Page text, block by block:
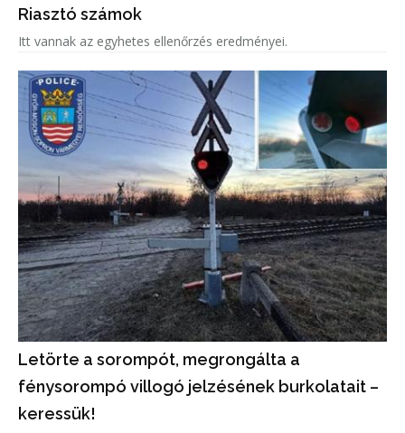
Riasztó számok
Itt vannak az egyhetes ellenőrzés eredményei.
Letörte a sorompót, megrongálta a
fénysorompó villogó jelzésének burkolatait –
keressük!